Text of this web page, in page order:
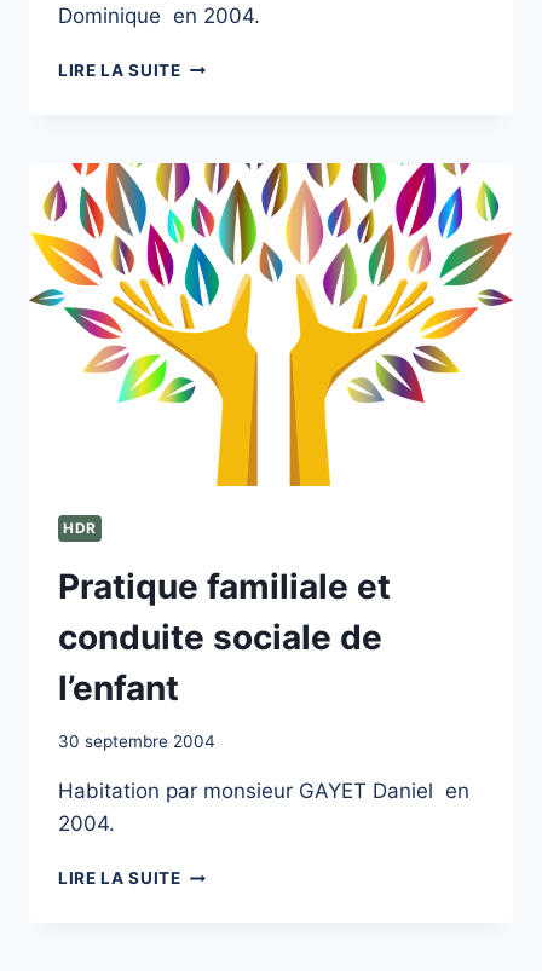
Dominique en 2004.
LIRE LA SUITEANALYSER
PROFESSIONNELS
DE
L’INTERVENTION
SOCIO-
ÉDUCATIVE
HDR
Pratique familiale et
conduite sociale de
l’enfant
30 septembre 2004
Habitation par monsieur GAYET Daniel en
2004.
LIRE LA SUITEPRATIQUE